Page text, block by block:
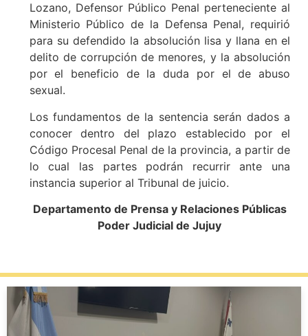
Lozano, Defensor Público Penal perteneciente al
Ministerio Público de la Defensa Penal, requirió
para su defendido la absolución lisa y llana en el
delito de corrupción de menores, y la absolución
por el beneficio de la duda por el de abuso
sexual.
Los fundamentos de la sentencia serán dados a
conocer dentro del plazo establecido por el
Código Procesal Penal de la provincia, a partir de
lo cual las partes podrán recurrir ante una
instancia superior al Tribunal de juicio.
Departamento de Prensa y Relaciones Públicas
Poder Judicial de Jujuy